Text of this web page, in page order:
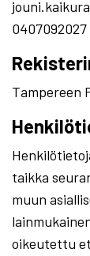
0407092027
Tampereen
taikka
muun
oikeutettu